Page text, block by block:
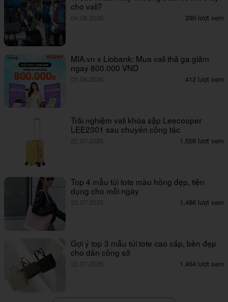
cho vali?
04.08.2026 290 lượt xem
MIA.vn x Liobank: Mua vali thả ga giảm
ngay 800.000 VND
03.08.2026 412 lượt xem
Trải nghiệm vali khóa sập Leecooper
LEE2301 sau chuyến công tác
22.07.2026 1,558 lượt xem
Top 4 mẫu túi tote màu hồng đẹp, tiện
dụng cho mỗi ngày
22.07.2026 1,486 lượt xem
Gợi ý top 3 mẫu túi tote cao cấp, bền đẹp
cho dân công sở
22.07.2026 1,464 lượt xem